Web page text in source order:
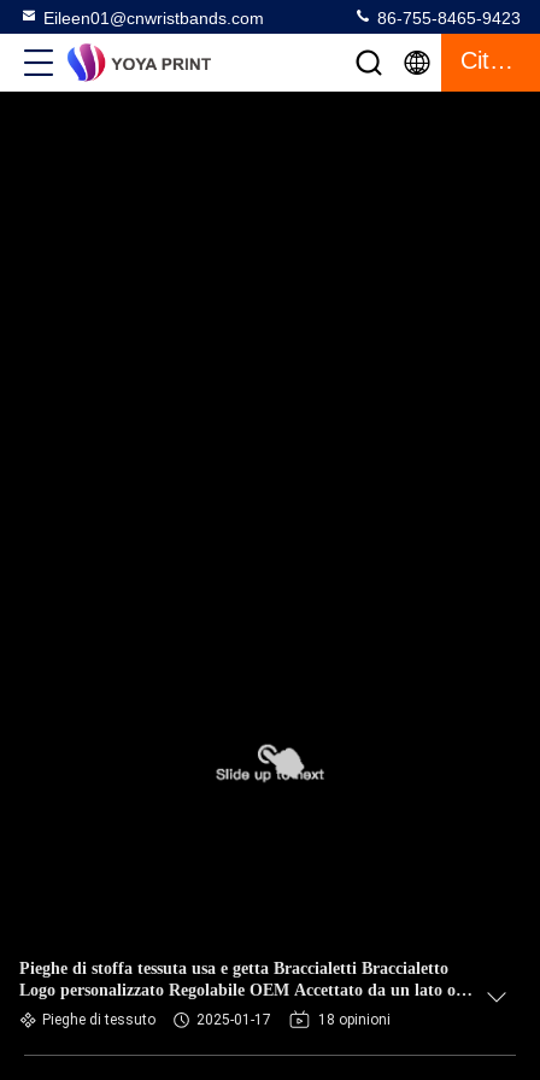
Eileen01@cnwristbands.com 86-755-8465-9423
Citazione
Pieghe di stoffa tessuta usa e getta Braccialetti Braccialetto
Logo personalizzato Regolabile OEM Accettato da un lato o
da due lati stampato
Pieghe di tessuto 2025-01-17 18 opinioni